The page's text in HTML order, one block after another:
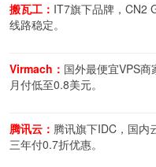
搬瓦工： IT7旗下品牌，CN2
线路稳定。
Virmach： 国外最便宜VPS商
月付低至0.8美元。
腾讯云： 腾讯旗下IDC，国内
三年付0.7折优惠。